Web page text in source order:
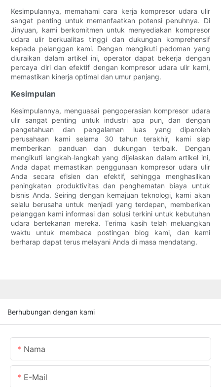
Kesimpulannya, memahami cara kerja kompresor udara ulir
sangat penting untuk memanfaatkan potensi penuhnya. Di
Jinyuan, kami berkomitmen untuk menyediakan kompresor
udara ulir berkualitas tinggi dan dukungan komprehensif
kepada pelanggan kami. Dengan mengikuti pedoman yang
diuraikan dalam artikel ini, operator dapat bekerja dengan
percaya diri dan efektif dengan kompresor udara ulir kami,
memastikan kinerja optimal dan umur panjang.
Kesimpulan
Kesimpulannya, menguasai pengoperasian kompresor udara
ulir sangat penting untuk industri apa pun, dan dengan
pengetahuan dan pengalaman luas yang diperoleh
perusahaan kami selama 30 tahun terakhir, kami siap
memberikan panduan dan dukungan terbaik. Dengan
mengikuti langkah-langkah yang dijelaskan dalam artikel ini,
Anda dapat memastikan penggunaan kompresor udara ulir
Anda secara efisien dan efektif, sehingga menghasilkan
peningkatan produktivitas dan penghematan biaya untuk
bisnis Anda. Seiring dengan kemajuan teknologi, kami akan
selalu berusaha untuk menjadi yang terdepan, memberikan
pelanggan kami informasi dan solusi terkini untuk kebutuhan
udara bertekanan mereka. Terima kasih telah meluangkan
waktu untuk membaca postingan blog kami, dan kami
berharap dapat terus melayani Anda di masa mendatang.
Berhubungan dengan kami
Nama
E-Mail